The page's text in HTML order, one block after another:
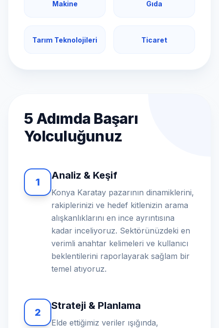
Makine Gıda
Tarım Teknolojileri Ticaret
5 Adımda Başarı
Yolculuğunuz
1
Analiz & Keşif
Konya Karatay pazarının dinamiklerini,
rakiplerinizi ve hedef kitlenizin arama
alışkanlıklarını en ince ayrıntısına
kadar inceliyoruz. Sektörünüzdeki en
verimli anahtar kelimeleri ve kullanıcı
beklentilerini raporlayarak sağlam bir
temel atıyoruz.
2
Strateji & Planlama
Elde ettiğimiz veriler ışığında,